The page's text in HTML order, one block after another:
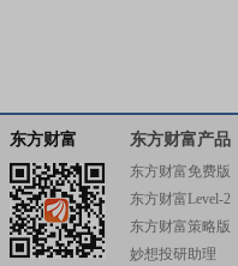
东方财富 东方财富产品
东方财富免费版
东方财富Level-2
东方财富策略版
妙想投研助理